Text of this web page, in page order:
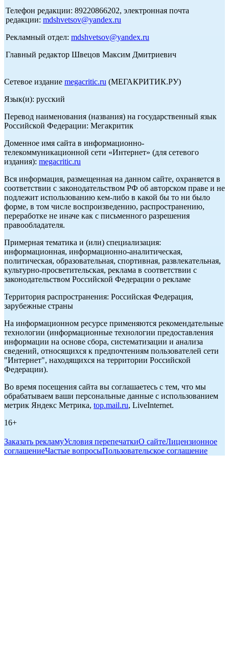
Телефон редакции: 89220866202, электронная почта
редакции: mdshvetsov@yandex.ru
Рекламный отдел: mdshvetsov@yandex.ru
Главный редактор Швецов Максим Дмитриевич
Сетевое издание megacritic.ru (МЕГАКРИТИК.РУ)
Язык(и): русский
Перевод наименования (названия) на государственный язык
Российской Федерации: Мегакритик
Доменное имя сайта в информационно-
телекоммуникационной сети «Интернет» (для сетевого
издания): megacritic.ru
Вся информация, размещенная на данном сайте, охраняется в
соответствии с законодательством РФ об авторском праве и не
подлежит использованию кем-либо в какой бы то ни было
форме, в том числе воспроизведению, распространению,
переработке не иначе как с письменного разрешения
правообладателя.
Примерная тематика и (или) специализация:
информационная, информационно-аналитическая,
политическая, образовательная, спортивная, развлекательная,
культурно-просветительская, реклама в соответствии с
законодательством Российской Федерации о рекламе
Территория распространения: Российская Федерация,
зарубежные страны
На информационном ресурсе применяются рекомендательные
технологии (информационные технологии предоставления
информации на основе сбора, систематизации и анализа
сведений, относящихся к предпочтениям пользователей сети
"Интернет", находящихся на территории Российской
Федерации).
Во время посещения сайта вы соглашаетесь с тем, что мы
обрабатываем ваши персональные данные с использованием
метрик Яндекс Метрика, top.mail.ru, LiveInternet.
16+
Заказать рекламуУсловия перепечаткиО сайтеЛицензионное
соглашениеЧастые вопросыПользовательское соглашение